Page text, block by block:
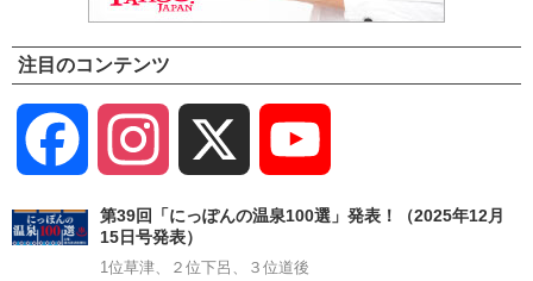
注目のコンテンツ
Facebook Instagram
Channel
第39回「にっぽんの温泉100選」発表！（2025年12月
15日号発表）
1位草津、２位下呂、３位道後